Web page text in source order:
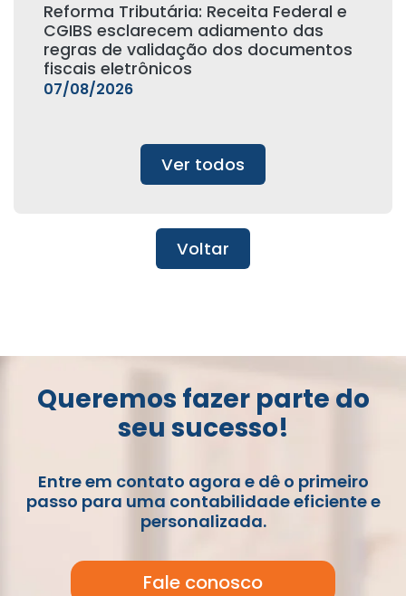
Reforma Tributária: Receita Federal e
CGIBS esclarecem adiamento das
regras de validação dos documentos
fiscais eletrônicos
07/08/2026
Ver todos
Voltar
Queremos fazer parte do
seu sucesso!
Entre em contato agora e dê o primeiro
passo para uma contabilidade eficiente e
personalizada.
Fale conosco